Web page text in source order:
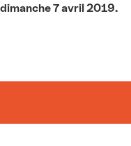
7 avril 2019.